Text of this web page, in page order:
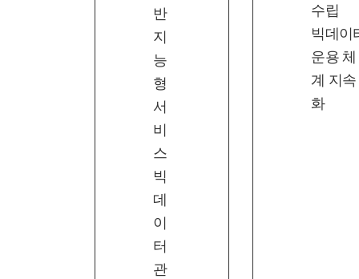
반
지
능
형
서
비
스
빅
데
이
터
관
수립
빅데이
운용 체
계 지속
화